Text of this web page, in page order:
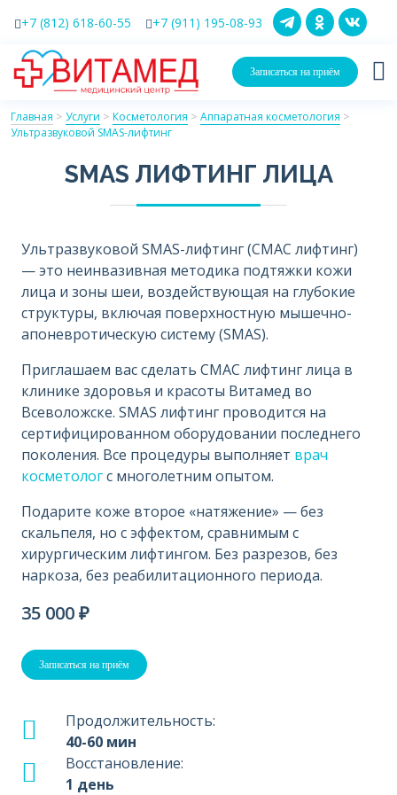
+7 (812) 618-60-55 +7 (911) 195-08-93
Записаться на приём
Главная > Услуги > Косметология > Аппаратная косметология >
Ультразвуковой SMAS-лифтинг
SMAS ЛИФТИНГ ЛИЦА
Ультразвуковой SMAS-лифтинг (СМАС лифтинг)
— это неинвазивная методика подтяжки кожи
лица и зоны шеи, воздействующая на глубокие
структуры, включая поверхностную мышечно-
апоневротическую систему (SMAS).
Приглашаем вас сделать СМАС лифтинг лица в
клинике здоровья и красоты Витамед во
Всеволожске. SMAS лифтинг проводится на
сертифицированном оборудовании последнего
поколения. Все процедуры выполняет врач
косметологс многолетним опытом.
Подарите коже второе «натяжение» — без
скальпеля, но с эффектом, сравнимым с
хирургическим лифтингом. Без разрезов, без
наркоза, без реабилитационного периода.
35 000 ₽
Записаться на приём
Продолжительность:
40-60 мин
Восстановление:
1 день